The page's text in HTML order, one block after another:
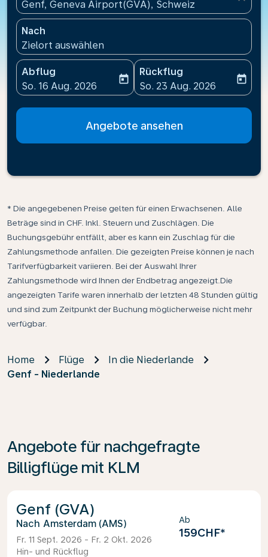
Genf, Geneva Airport(GVA), Schweiz
Nach
Zielort auswählen
Abflug
fc-booking-departure-date-aria-label
So. 16 Aug. 2026
today
Rückflug
fc-booking-return-date-
So. 23 Aug. 2026
today
Angebote ansehen
* Die angegebenen Preise gelten für einen Erwachsenen. Alle
Beträge sind in CHF. Inkl. Steuern und Zuschlägen. Die
Buchungsgebühr entfällt, aber es kann ein Zuschlag für die
Zahlungsmethode anfallen. Die gezeigten Preise können je nach
Tarifverfügbarkeit variieren. Bei der Auswahl Ihrer
Zahlungsmethode wird Ihnen der Endbetrag angezeigt.Die
angezeigten Tarife waren innerhalb der letzten 48 Stunden gültig
und sind zum Zeitpunkt der Buchung möglicherweise nicht mehr
verfügbar.
Home Flüge
In die Niederlande
Genf - Niederlande
Angebote für nachgefragte
Billigflüge mit KLM
Genf (GVA)
Amsterdam (AMS)
Fr. 11 Sept. 2026 - Fr. 2 Okt. 2026
Hin- und Rückflug
Ab
159CHF*